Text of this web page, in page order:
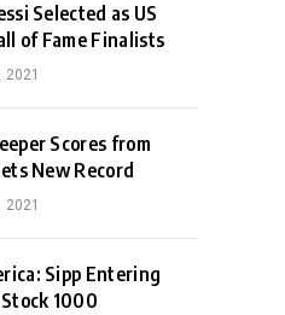
Selected as US
of Fame Finalists
2021
Scores from
New Record
2021
Sipp Entering
1000